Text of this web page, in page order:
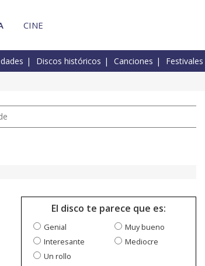
CINE
Discos históricos Canciones Festivales
El disco te parece que es:
Genial
Muy bueno
Interesante
Mediocre
Un rollo